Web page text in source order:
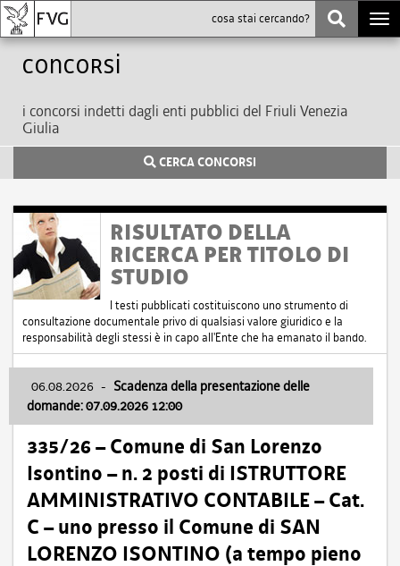
Concorsi
i concorsi indetti dagli enti pubblici del Friuli Venezia
Giulia
CERCA CONCORSI
RISULTATO DELLA
RICERCA PER TITOLO DI
STUDIO
I testi pubblicati costituiscono uno strumento di
consultazione documentale privo di qualsiasi valore giuridico e la
responsabilità degli stessi è in capo all'Ente che ha emanato il bando.
06.08.2026 - Scadenza della presentazione delle
domande: 07.09.2026 12:00
335/26 – Comune di San Lorenzo
Isontino – n. 2 posti di ISTRUTTORE
AMMINISTRATIVO CONTABILE – Cat.
C – uno presso il Comune di SAN
LORENZO ISONTINO (a tempo pieno